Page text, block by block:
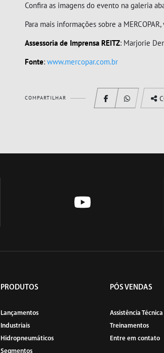
Confira as imagens do evento na galeria
Para mais informações sobre a
Assessoria de Imprensa REITZ: Marjorie
Fonte: www.mercopar.com.br
COMPARTILHAR
PRODUTOS
Lançamentos
Industriais
Hidropneumáticos
Segmentos
PÓS VENDAS
Assistência Técnica
Treinamentos
Entre em contato